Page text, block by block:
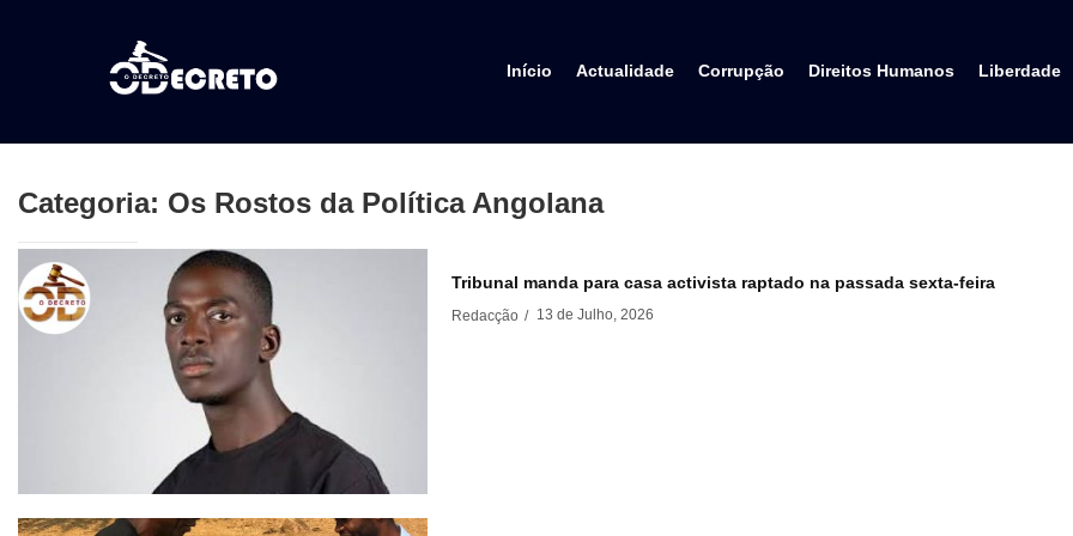
Início Actualidade Corrupção Direitos Humanos Liberdade
Categoria: Os Rostos da Política Angolana
Tribunal manda para casa activista raptado na passada sexta-feira
Redacção / 13 de Julho, 2026